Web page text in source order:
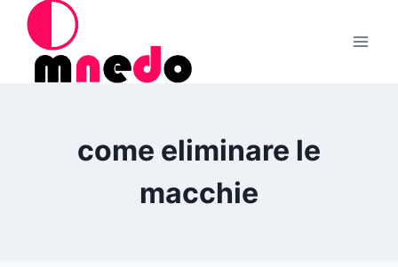
Salta
contenuto
come eliminare le
macchie